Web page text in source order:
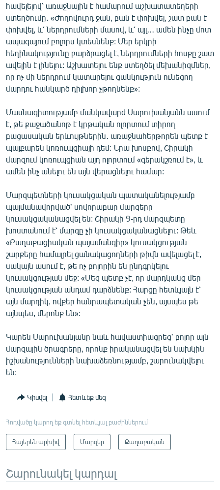
«Ազատության» բոլոր կայքերը
հավելելով՝ առաջնային է համարում աշխատատեղերի
ստեղծումը․ «Ժողովուրդ ջան, բան է փոխվել, շատ բան է
փոխվել, և՛ ներդրումների մասով, և՛ այլ․․․ ամեն ինչը մոտ
ապագայում բոլորս կտեսնենք: Մեր երկրի
հեղինակությունը բարձրացել է, ներդրումների հոսքը շատ
ավելին է լինելու: Աշխատելու ենք ստեղծել մեխանիզմներ,
որ ոչ մի ներդրում կատարելու ցանկություն ունեցող
մարդու հանկարծ դիլխոր չթողնենք»:
Մասնագիտությամբ մանկավարժ Սարուխանյանն ասում
է, թե քաջածանոթ է կրթական ոլորտում տիրող
բացասական երևույթներին․ առաջնահերթորեն պետք է
պայքարեն կոռուպցիայի դեմ: Նրա խոսքով, Շիրակի
մարզում կոռուպցիան այդ ոլորտում «գերակշռում է», և
ամեն ինչ անելու են այն վերացնելու համար:
Մարզպետների կուսակցական պատականելությամբ
պայմանավորված՝ սովորաբար մարզերը
կուսակցականացվել են: Շիրակի 9-րդ մարզպետը
խոստանում է՝ մարզը չի կուսակցականացնելու: Թեև
«Քաղաքացիական պայամանգիր» կուսակցության
շարքերը համալրել ցանակացողների թիվն ավելացել է,
սակայն ասում է, թե ոչ բոլորին են ընդգրկելու
կուսակցության մեջ: «Մեզ պետք չէ, որ մարդկանց մեր
կուսակցության անդամ դարձնենք: Հարցը հետևյալն է՝
այն մարդիկ, ովքեր հանրապետական չեն, այսպես թե
այնպես, մերոնք են»:
Կարեն Սարուխանյանը նաև հավաստիացրեց՝ բոլոր այն
մարզային ծրագրերը, որոնք իրականացվել են նախկին
իշխանությունների նախաձեռնությամբ, շարունակվելու
են:
Կիսվել Հետևեք մեզ
Հոդվածը կարող եք գտնել հետևյալ բաժիններում
Հայերեն արխիվ Մարզեր Քաղաքական
Շարունակել կարդալ